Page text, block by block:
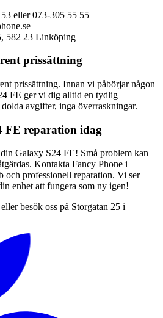
eller 073-305 55 55
582 23 Linköping
prissättning
prissättning. Innan vi påbörjar någon
FE ger vi dig alltid en tydlig
avgifter, inga överraskningar.
FE reparation idag
Galaxy S24 FE! Små problem kan
Kontakta Fancy Phone i
och professionell reparation. Vi ser
enhet att fungera som ny igen!
besök oss på Storgatan 25 i